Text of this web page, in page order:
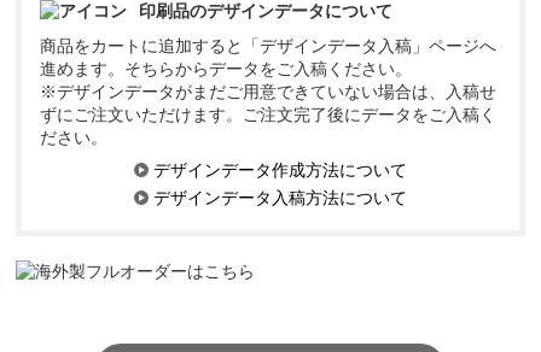
印刷品のデザインデータについて
商品をカートに追加すると「デザインデータ入稿」ページへ
進めます。そちらからデータをご入稿ください。
※デザインデータがまだご用意できていない場合は、入稿せ
ずにご注文いただけます。ご注文完了後にデータをご入稿く
ださい。
デザインデータ作成方法について
デザインデータ入稿方法について